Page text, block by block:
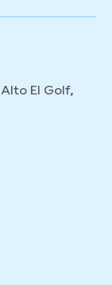
El Golf,